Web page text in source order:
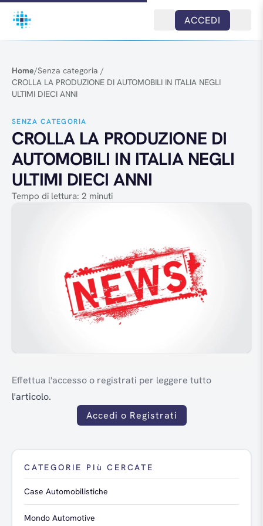
Salta al contenuto
ACCEDI
Home/Senza categoria /
CROLLA LA PRODUZIONE DI AUTOMOBILI IN ITALIA NEGLI
ULTIMI DIECI ANNI
SENZA CATEGORIA
CROLLA LA PRODUZIONE DI
AUTOMOBILI IN ITALIA NEGLI
ULTIMI DIECI ANNI
Tempo di lettura: 2 minuti
Effettua l'accesso o registrati per leggere tutto
l'articolo.
Accedi o Registrati
CATEGORIE PIù CERCATE
Case Automobilistiche
Mondo Automotive